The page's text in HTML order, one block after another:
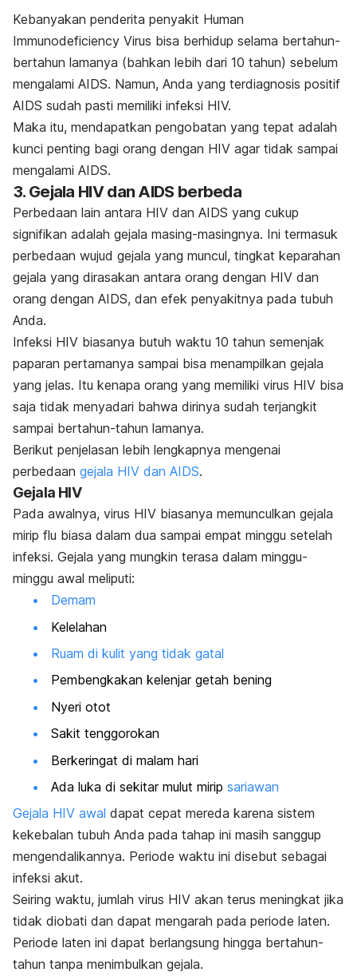
Kebanyakan penderita penyakit Human
Immunodeficiency Virus bisa berhidup selama bertahun-
bertahun lamanya (bahkan lebih dari 10 tahun) sebelum
mengalami AIDS. Namun, Anda yang terdiagnosis positif
AIDS sudah pasti memiliki infeksi HIV.
Maka itu, mendapatkan pengobatan yang tepat adalah
kunci penting bagi orang dengan HIV agar tidak sampai
mengalami AIDS.
3. Gejala HIV dan AIDS berbeda
Perbedaan lain antara HIV dan AIDS yang cukup
signifikan adalah gejala masing-masingnya. Ini termasuk
perbedaan wujud gejala yang muncul, tingkat keparahan
gejala yang dirasakan antara orang dengan HIV dan
orang dengan AIDS, dan efek penyakitnya pada tubuh
Anda.
Infeksi HIV biasanya butuh waktu 10 tahun semenjak
paparan pertamanya sampai bisa menampilkan gejala
yang jelas. Itu kenapa orang yang memiliki virus HIV bisa
saja tidak menyadari bahwa dirinya sudah terjangkit
sampai bertahun-tahun lamanya.
Berikut penjelasan lebih lengkapnya mengenai
perbedaan gejala HIV dan AIDS.
Gejala HIV
Pada awalnya, virus HIV biasanya memunculkan gejala
mirip flu biasa dalam dua sampai empat minggu setelah
infeksi. Gejala yang mungkin terasa dalam minggu-
minggu awal meliputi:
Demam
Kelelahan
Ruam di kulit yang tidak gatal
Pembengkakan kelenjar getah bening
Nyeri otot
Sakit tenggorokan
Berkeringat di malam hari
Ada luka di sekitar mulut mirip sariawan
Gejala HIV awal dapat cepat mereda karena sistem
kekebalan tubuh Anda pada tahap ini masih sanggup
mengendalikannya. Periode waktu ini disebut sebagai
infeksi akut.
Seiring waktu, jumlah virus HIV akan terus meningkat jika
tidak diobati dan dapat mengarah pada periode laten.
Periode laten ini dapat berlangsung hingga bertahun-
tahun tanpa menimbulkan gejala.